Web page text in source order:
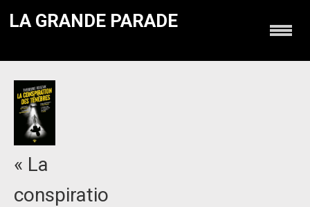
LA GRANDE PARADE
« La
conspiratio